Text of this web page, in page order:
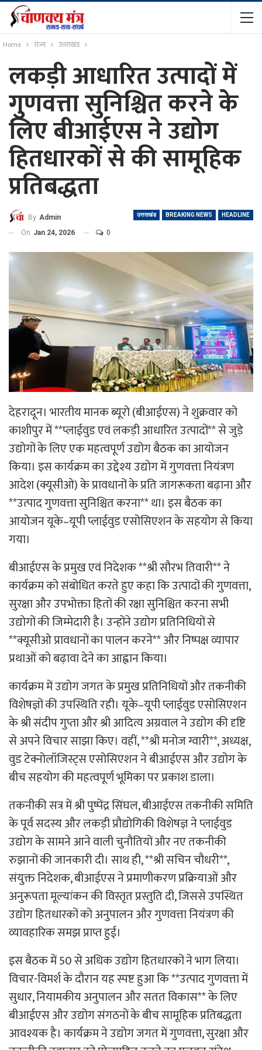
Home राज्य उत्तराखंड
लकड़ी आधारित उत्पादों में
गुणवत्ता सुनिश्चित करने के
लिए बीआईएस ने उद्योग
हितधारकों से की सामूहिक
प्रतिबद्धता
उत्तराखंड BREAKING NEWS HEADLINE
By Admin
On Jan 24, 2026 0
देहरादून। भारतीय मानक ब्यूरो (बीआईएस) ने शुक्रवार को
काशीपुर में **प्लाईवुड एवं लकड़ी आधारित उत्पादों** से जुड़े
उद्योगों के लिए एक महत्वपूर्ण उद्योग बैठक का आयोजन
किया। इस कार्यक्रम का उद्देश्य उद्योग में गुणवत्ता नियंत्रण
आदेश (क्यूसीओ) के प्रावधानों के प्रति जागरूकता बढ़ाना और
**उत्पाद गुणवत्ता सुनिश्चित करना** था। इस बैठक का
आयोजन यूके–यूपी प्लाईवुड एसोसिएशन के सहयोग से किया
गया।
बीआईएस के प्रमुख एवं निदेशक **श्री सौरभ तिवारी** ने
कार्यक्रम को संबोधित करते हुए कहा कि उत्पादों की गुणवत्ता,
सुरक्षा और उपभोक्ता हितों की रक्षा सुनिश्चित करना सभी
उद्योगों की जिम्मेदारी है। उन्होंने उद्योग प्रतिनिधियों से
**क्यूसीओ प्रावधानों का पालन करने** और निष्पक्ष व्यापार
प्रथाओं को बढ़ावा देने का आह्वान किया।
कार्यक्रम में उद्योग जगत के प्रमुख प्रतिनिधियों और तकनीकी
विशेषज्ञों की उपस्थिति रही। यूके–यूपी प्लाईवुड एसोसिएशन
के श्री संदीप गुप्ता और श्री आदित्य अग्रवाल ने उद्योग की दृष्टि
से अपने विचार साझा किए। वहीं, **श्री मनोज ग्वारी**, अध्यक्ष,
वुड टेक्नोलॉजिस्ट्स एसोसिएशन ने बीआईएस और उद्योग के
बीच सहयोग की महत्वपूर्ण भूमिका पर प्रकाश डाला।
तकनीकी सत्र में श्री पुष्पेंद्र सिंघल, बीआईएस तकनीकी समिति
के पूर्व सदस्य और लकड़ी प्रौद्योगिकी विशेषज्ञ ने प्लाईवुड
उद्योग के सामने आने वाली चुनौतियों और नए तकनीकी
रुझानों की जानकारी दी। साथ ही, **श्री सचिन चौधरी**,
संयुक्त निदेशक, बीआईएस ने प्रमाणीकरण प्रक्रियाओं और
अनुरूपता मूल्यांकन की विस्तृत प्रस्तुति दी, जिससे उपस्थित
उद्योग हितधारकों को अनुपालन और गुणवत्ता नियंत्रण की
व्यावहारिक समझ प्राप्त हुई।
इस बैठक में 50 से अधिक उद्योग हितधारकों ने भाग लिया।
विचार-विमर्श के दौरान यह स्पष्ट हुआ कि **उत्पाद गुणवत्ता में
सुधार, नियामकीय अनुपालन और सतत विकास** के लिए
बीआईएस और उद्योग संगठनों के बीच सामूहिक प्रतिबद्धता
आवश्यक है। कार्यक्रम ने उद्योग जगत में गुणवत्ता, सुरक्षा और